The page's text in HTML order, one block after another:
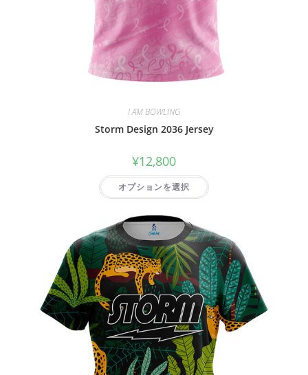
I AM BOWLING
Storm Design 2036 Jersey
¥12,800
オプションを選択